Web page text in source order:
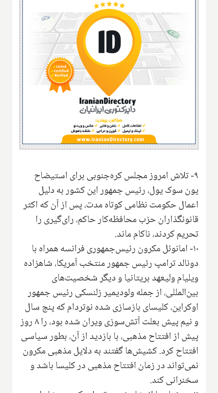
۹- تلاش امروز مجلس کره‌جنوبی برای استیضاح
یون سوک یول، رئیس جمهور این کشور به دلیل
اعمال حکومت نظامی کوتاه مدت، پس از آن که اکثر
قانونگذاران حزب محافظه‌کار حاکم، رای‌گیری را
تحریم کردند، ناکام ماند.
۱۰- امانوئل مکرون رئیس‌جمهوری فرانسه همراه با
دونالد ترامپ رئیس جمهور منتخب آمریکا، شاهزاده
ویلیام ولیعهد بریتانیا و دیگر شخصیت‌های
بین‌المللی، از جمله ولودیمیر زلنسکی رئیس جمهور
اوکراین، کلیسای بازسازی شده نوتردام که پنج سال
و نیم پیش بعلت آتش‌سوزی ویران شده بود، را ۸ روز
پیش از افتتاح مذهبی، با بازدید از آن، بطور سیاسی
افتتاح کرد. کشیش‌ها گفتند به دلایل مذهبی مکرون
نمی‌تواند در زمان افتتاح مذهبی در کلیسا باشد و
سخنرانی کند.